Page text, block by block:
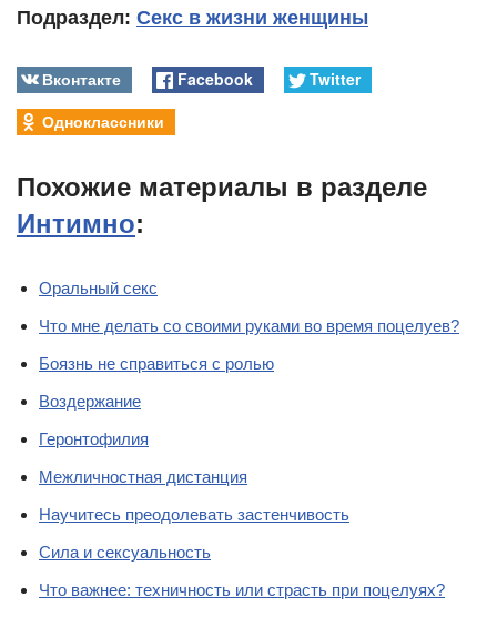
Подраздел: Секс в жизни женщины
Вконтакте Facebook
Twitter
Одноклассники
Похожие материалы в разделе
Интимно:
Оральный секс
Что мне делать со своими руками во время поцелуев?
Боязнь не справиться с ролью
Воздержание
Геронтофилия
Межличностная дистанция
Научитесь преодолевать застенчивость
Сила и сексуальность
Что важнее: техничность или страсть при поцелуях?